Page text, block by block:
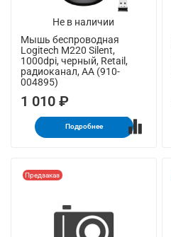
Не в наличии
Мышь беспроводная
Logitech M220 Silent,
1000dpi, черный, Retail,
радиоканал, AA (910-
004895)
1 010 ₽
Подробнее
Предзаказ